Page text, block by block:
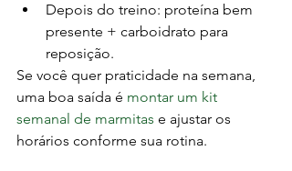
Depois do treino: proteína bem
presente + carboidrato para
reposição.
Se você quer praticidade na semana,
uma boa saída é montar um kit
semanal de marmitas e ajustar os
horários conforme sua rotina.